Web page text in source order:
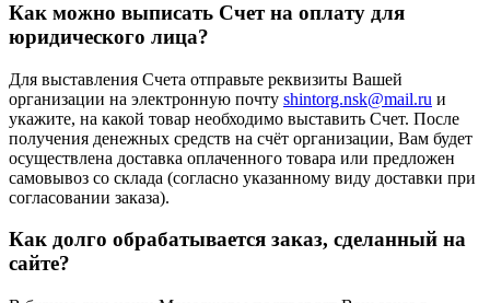
Как можно выписать Счет на оплату для
юридического лица?
Для выставления Счета отправьте реквизиты Вашей
организации на электронную почту shintorg.nsk@mail.ru и
укажите, на какой товар необходимо выставить Счет. После
получения денежных средств на счёт организации, Вам будет
осуществлена доставка оплаченного товара или предложен
самовывоз со склада (согласно указанному виду доставки при
согласовании заказа).
Как долго обрабатывается заказ, сделанный на
сайте?